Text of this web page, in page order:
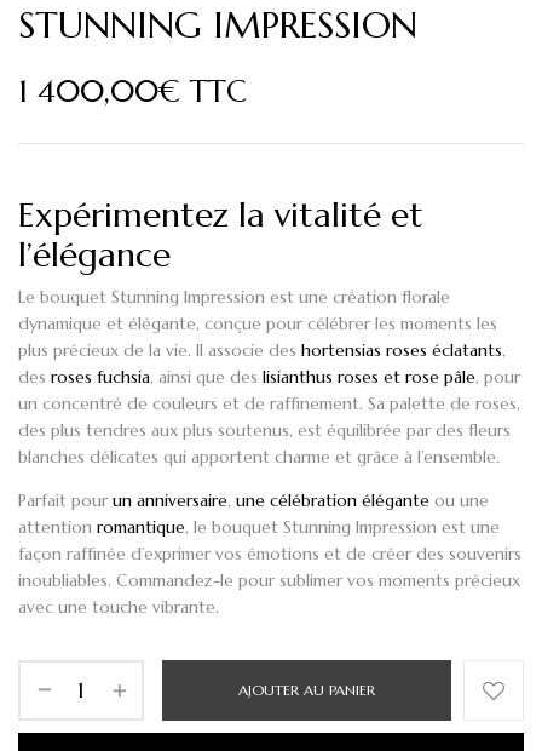
STUNNING IMPRESSION
1 400,00€ TTC
Expérimentez la vitalité et
l’élégance
Le bouquet Stunning Impression est une création florale
dynamique et élégante, conçue pour célébrer les moments les
plus précieux de la vie. Il associe des hortensias roses éclatants,
des roses fuchsia, ainsi que des lisianthus roses et rose pâle, pour
un concentré de couleurs et de raffinement. Sa palette de roses,
des plus tendres aux plus soutenus, est équilibrée par des fleurs
blanches délicates qui apportent charme et grâce à l’ensemble.
Parfait pourun anniversaire, une célébration élégante ou une
attention romantique, le bouquet Stunning Impression est une
façon raffinée d’exprimer vos émotions et de créer des souvenirs
inoubliables. Commandez-le pour sublimer vos moments précieux
avec une touche vibrante.
AJOUTER AU PANIER